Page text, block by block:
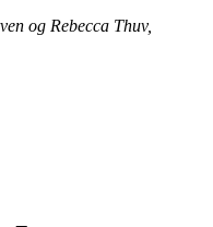
og Rebecca Thuv,